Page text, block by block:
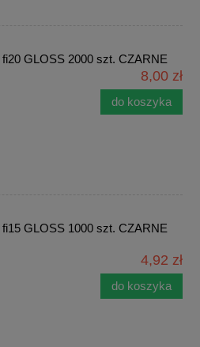
GLOSS 2000 szt. CZARNE
8,00 zł
do koszyka
GLOSS 1000 szt. CZARNE
4,92 zł
do koszyka